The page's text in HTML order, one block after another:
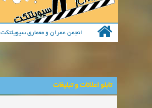
انجمن عمران و معماری سیویلتکت
تابلو اعلانات و تبلیغات